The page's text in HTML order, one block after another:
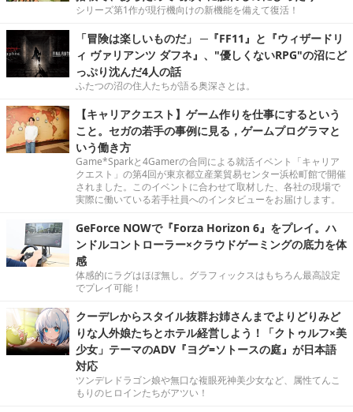
シリーズ第1作が現行機向けの新機能を備えて復活！
「冒険は楽しいものだ」 ─『FF11』と『ウィザードリ
ィ ヴァリアンツ ダフネ』、"優しくないRPG"の沼にど
っぷり沈んだ4人の話
ふたつの沼の住人たちが語る奥深さとは。
【キャリアクエスト】ゲーム作りを仕事にするという
こと。セガの若手の事例に見る，ゲームプログラマと
いう働き方
Game*Sparkと4Gamerの合同による就活イベント「キャリア
クエスト」の第4回が東京都立産業貿易センター浜松町館で開催
されました。このイベントに合わせて取材した、各社の現場で
実際に働いている若手社員へのインタビューをお届けします。
GeForce NOWで『Forza Horizon 6』をプレイ。ハ
ンドルコントローラー×クラウドゲーミングの底力を体
感
体感的にラグはほぼ無し。グラフィックスはもちろん最高設定
でプレイ可能！
クーデレからスタイル抜群お姉さんまでよりどりみど
りな人外娘たちとホテル経営しよう！「クトゥルフ×美
少女」テーマのADV『ヨグ=ソトースの庭』が日本語
対応
ツンデレドラゴン娘や無口な複眼死神美少女など、属性てんこ
もりのヒロインたちがアツい！